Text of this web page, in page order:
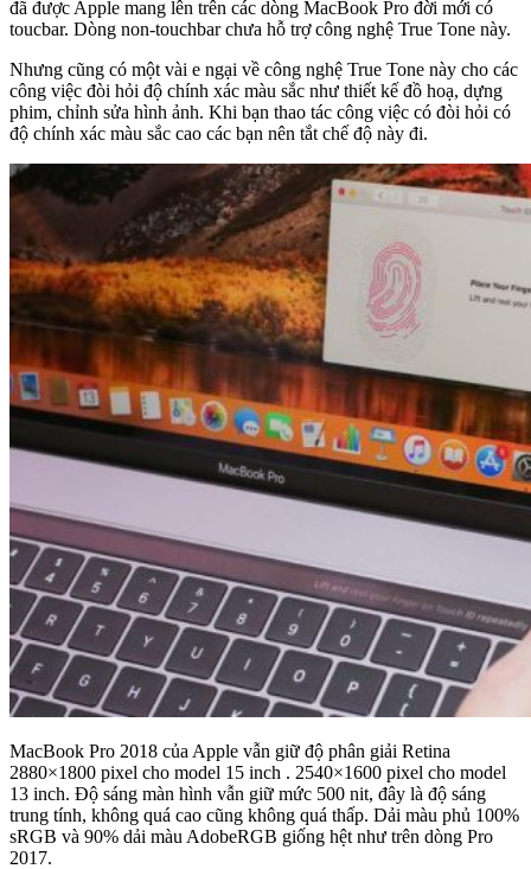
đã được Apple mang lên trên các dòng MacBook Pro đời mới có
toucbar. Dòng non-touchbar chưa hỗ trợ công nghệ True Tone này.
Nhưng cũng có một vài e ngại về công nghệ True Tone này cho các
công việc đòi hỏi độ chính xác màu sắc như thiết kế đồ hoạ, dựng
phim, chỉnh sửa hình ảnh. Khi bạn thao tác công việc có đòi hỏi có
độ chính xác màu sắc cao các bạn nên tắt chế độ này đi.
MacBook Pro 2018 của Apple vẫn giữ độ phân giải Retina
2880×1800 pixel cho model 15 inch . 2540×1600 pixel cho model
13 inch. Độ sáng màn hình vẫn giữ mức 500 nit, đây là độ sáng
trung tính, không quá cao cũng không quá thấp. Dải màu phủ 100%
sRGB và 90% dải màu AdobeRGB giống hệt như trên dòng Pro
2017.